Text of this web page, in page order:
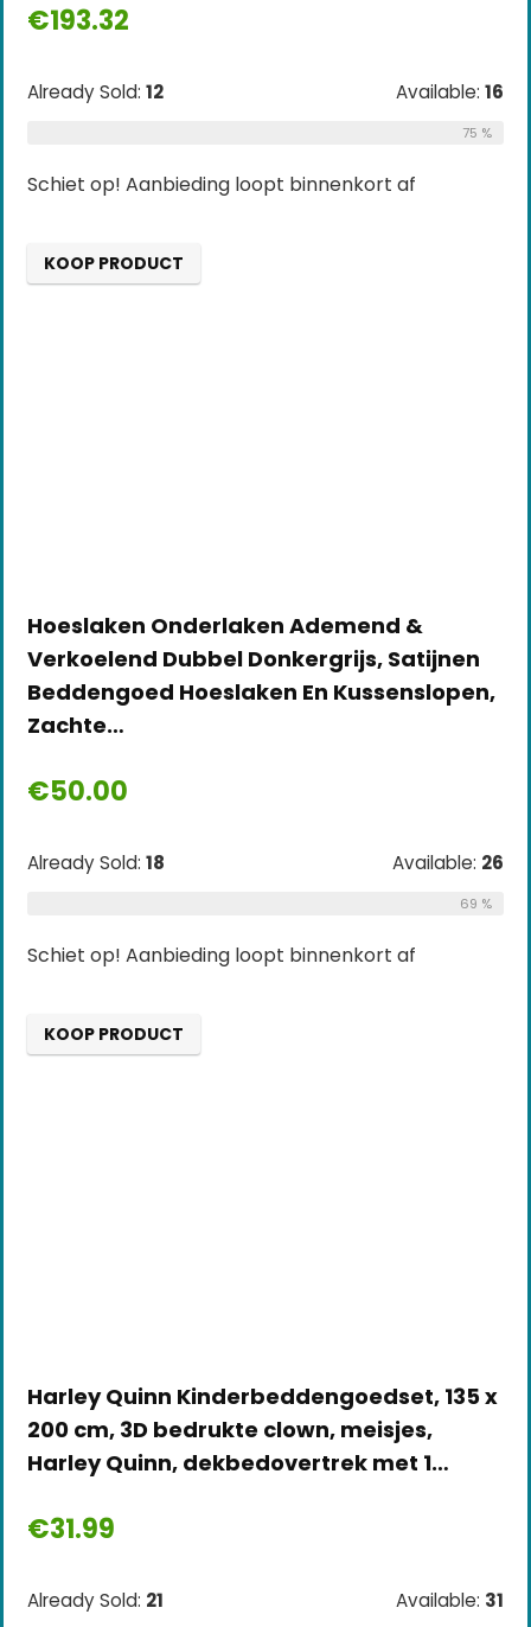
€193.32
Already Sold: 12 Available: 16
75 %
Schiet op! Aanbieding loopt binnenkort af
KOOP PRODUCT
Hoeslaken Onderlaken Ademend &
Verkoelend Dubbel Donkergrijs, Satijnen
Beddengoed Hoeslaken En Kussenslopen,
Zachte…
€50.00
Already Sold: 18 Available: 26
69 %
Schiet op! Aanbieding loopt binnenkort af
KOOP PRODUCT
Harley Quinn Kinderbeddengoedset, 135 x
200 cm, 3D bedrukte clown, meisjes,
Harley Quinn, dekbedovertrek met 1…
€31.99
Already Sold: 21 Available: 31